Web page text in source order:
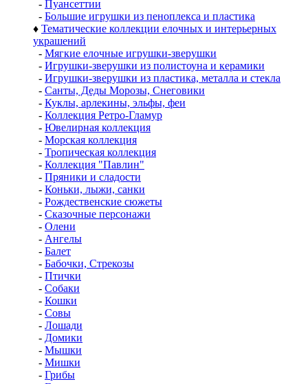
- Пуансеттии
- Большие игрушки из пеноплекса и пластика
♦ Тематические коллекции елочных и интерьерных
украшений
- Мягкие елочные игрушки-зверушки
- Игрушки-зверушки из полистоуна и керамики
- Игрушки-зверушки из пластика, металла и стекла
- Санты, Деды Морозы, Снеговики
- Куклы, арлекины, эльфы, феи
- Коллекция Ретро-Гламур
- Ювелирная коллекция
- Морская коллекция
- Тропическая коллекция
- Коллекция "Павлин"
- Пряники и сладости
- Коньки, лыжи, санки
- Рождественские сюжеты
- Сказочные персонажи
- Олени
- Ангелы
- Балет
- Бабочки, Стрекозы
- Птички
- Собаки
- Кошки
- Совы
- Лошади
- Домики
- Мышки
- Мишки
- Грибы